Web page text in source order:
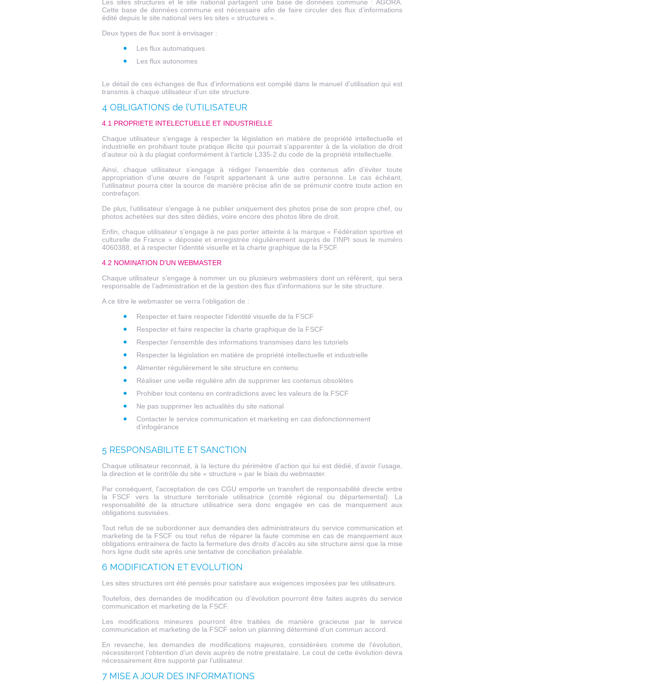
Les sites structures et le site national partagent une base de données commune : AGORA.
Cette base de données commune est nécessaire afin de faire circuler des flux d’informations
édité depuis le site national vers les sites « structures ».
Deux types de flux sont à envisager :
Les flux automatiques
Les flux autonomes
Le détail de ces échanges de flux d’informations est compilé dans le manuel d’utilisation qui est
transmis à chaque utilisateur d’un site structure.
4 OBLIGATIONS de l’UTILISATEUR
4.1 PROPRIETE INTELECTUELLE ET INDUSTRIELLE
Chaque utilisateur s’engage à respecter la législation en matière de propriété intellectuelle et
industrielle en prohibant toute pratique illicite qui pourrait s’apparenter à de la violation de droit
d’auteur où à du plagiat conformément à l’article L335-2 du code de la propriété intellectuelle.
Ainsi, chaque utilisateur s’engage à rédiger l’ensemble des contenus afin d’éviter toute
appropriation d’une œuvre de l’esprit appartenant à une autre personne. Le cas échéant,
l’utilisateur pourra citer la source de manière précise afin de se prémunir contre toute action en
contrefaçon.
De plus, l’utilisateur s’engage à ne publier uniquement des photos prise de son propre chef, ou
photos achetées sur des sites dédiés, voire encore des photos libre de droit.
Enfin, chaque utilisateur s’engage à ne pas porter atteinte à la marque « Fédération sportive et
culturelle de France » déposée et enregistrée régulièrement auprès de l’INPI sous le numéro
4060388, et à respecter l’identité visuelle et la charte graphique de la FSCF.
4.2 NOMINATION D’UN WEBMASTER
Chaque utilisateur s’engage à nommer un ou plusieurs webmasters dont un référent, qui sera
responsable de l’administration et de la gestion des flux d’informations sur le site structure.
A ce titre le webmaster se verra l’obligation de :
Respecter et faire respecter l’identité visuelle de la FSCF
Respecter et faire respecter la charte graphique de la FSCF
Respecter l’ensemble des informations transmises dans les tutoriels
Respecter la législation en matière de propriété intellectuelle et industrielle
Alimenter régulièrement le site structure en contenu
Réaliser une veille régulière afin de supprimer les contenus obsolètes
Prohiber tout contenu en contradictions avec les valeurs de la FSCF
Ne pas supprimer les actualités du site national
Contacter le service communication et marketing en cas disfonctionnement
d’infogérance
5 RESPONSABILITE ET SANCTION
Chaque utilisateur reconnait, à la lecture du périmètre d’action qui lui est dédié, d’avoir l’usage,
la direction et le contrôle du site « structure » par le biais du webmaster.
Par conséquent, l’acceptation de ces CGU emporte un transfert de responsabilité directe entre
la FSCF vers la structure territoriale utilisatrice (comité régional ou départemental). La
responsabilité de la structure utilisatrice sera donc engagée en cas de manquement aux
obligations susvisées.
Tout refus de se subordonner aux demandes des administrateurs du service communication et
marketing de la FSCF ou tout refus de réparer la faute commise en cas de manquement aux
obligations entrainera de facto la fermeture des droits d’accès au site structure ainsi que la mise
hors ligne dudit site après une tentative de conciliation préalable.
6 MODIFICATION ET EVOLUTION
Les sites structures ont été pensés pour satisfaire aux exigences imposées par les utilisateurs.
Toutefois, des demandes de modification ou d’évolution pourront être faites auprès du service
communication et marketing de la FSCF.
Les modifications mineures pourront être traitées de manière gracieuse par le service
communication et marketing de la FSCF selon un planning déterminé d’un commun accord.
En revanche, les demandes de modifications majeures, considérées comme de l‘évolution,
nécessiteront l’obtention d’un devis auprès de notre prestataire. Le cout de cette évolution devra
nécessairement être supporté par l’utilisateur.
7 MISE A JOUR DES INFORMATIONS